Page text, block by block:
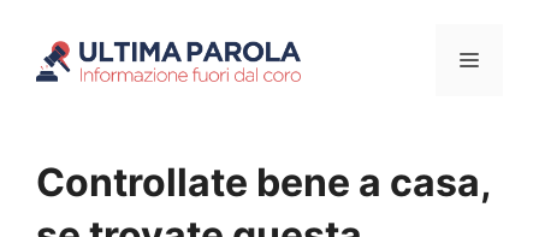
Menu
Controllate bene a casa,